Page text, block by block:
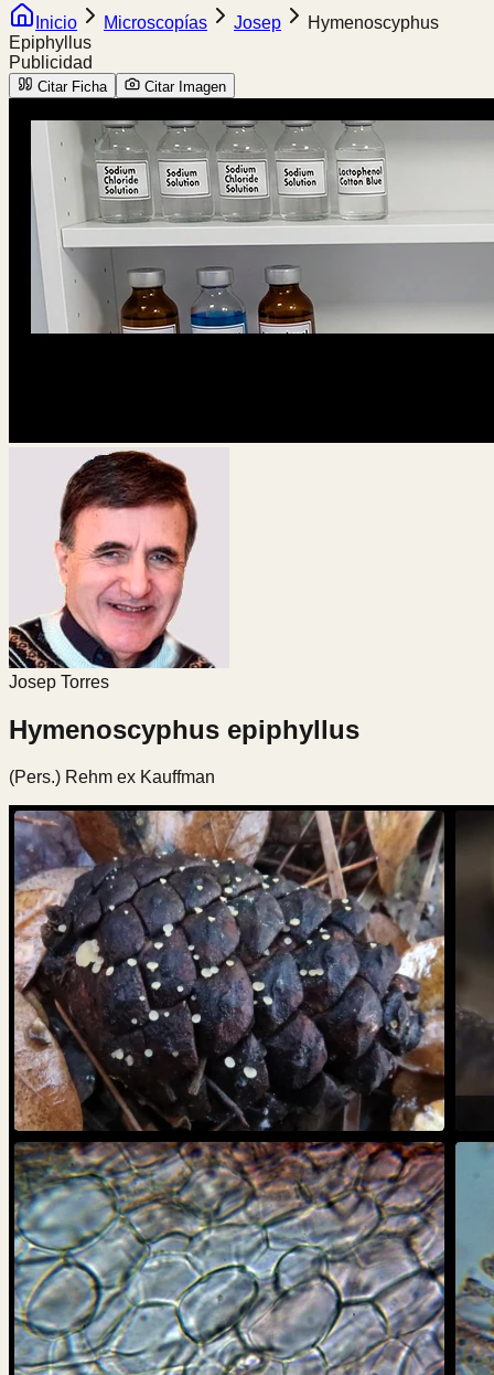
Inicio Microscopías Josep
Hymenoscyphus
Epiphyllus
Publicidad
Citar Ficha Citar Imagen
Josep Torres
Hymenoscyphus epiphyllus
(Pers.) Rehm ex Kauffman